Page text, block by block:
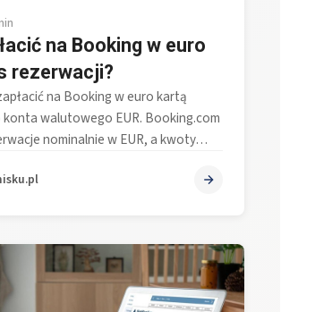
na Booking w euro
rezerwacji?
na Booking w euro kartą
walutowego EUR. Booking.com
nominalnie w EUR, a kwoty…